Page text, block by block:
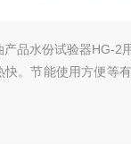
产品水份试验器HG-2
快。节能使用方便等